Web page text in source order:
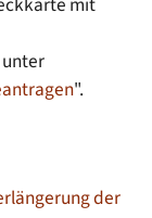
".
der